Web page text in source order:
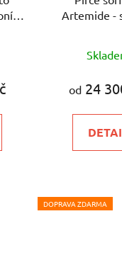
Artemide -
od 24
DOPRAVA ZDARMA